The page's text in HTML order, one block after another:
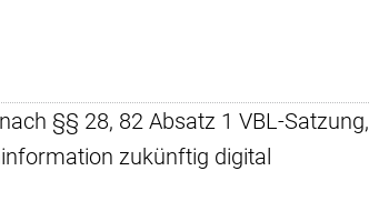
§§ 28, 82 Absatz 1 VBL-Satzung,
zukünftig digital